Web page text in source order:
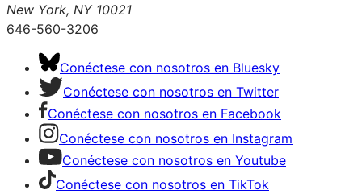
New York, NY 10021
646-560-3206
Conéctese con nosotros en Bluesky
Conéctese con nosotros en Twitter
Conéctese con nosotros en Facebook
Conéctese con nosotros en Instagram
Conéctese con nosotros en Youtube
Conéctese con nosotros en TikTok